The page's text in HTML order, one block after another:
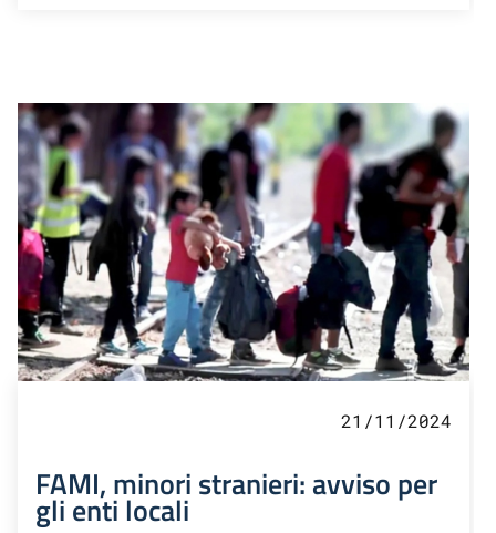
21/11/2024
FAMI, minori stranieri: avviso per
gli enti locali